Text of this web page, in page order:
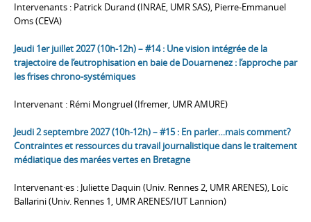
Intervenants : Patrick Durand (INRAE, UMR SAS), Pierre-Emmanuel
Oms (CEVA)
Jeudi 1er juillet 2027 (10h-12h) – #14 : Une vision intégrée de la
trajectoire de l’eutrophisation en baie de Douarnenez : l’approche par
les frises chrono-systémiques
Intervenant : Rémi Mongruel (Ifremer, UMR AMURE)
Jeudi 2 septembre 2027 (10h-12h) – #15 : En parler…mais comment?
Contraintes et ressources du travail journalistique dans le traitement
médiatique des marées vertes en Bretagne
Intervenant·es : Juliette Daquin (Univ. Rennes 2, UMR ARENES), Loïc
Ballarini (Univ. Rennes 1, UMR ARENES/IUT Lannion)